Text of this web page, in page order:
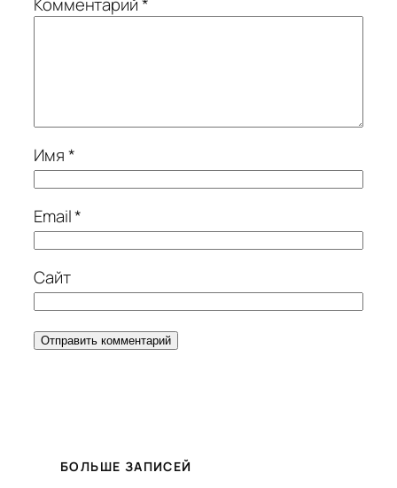
Имя*
Email*
Сайт
БОЛЬШЕ ЗАПИСЕЙ